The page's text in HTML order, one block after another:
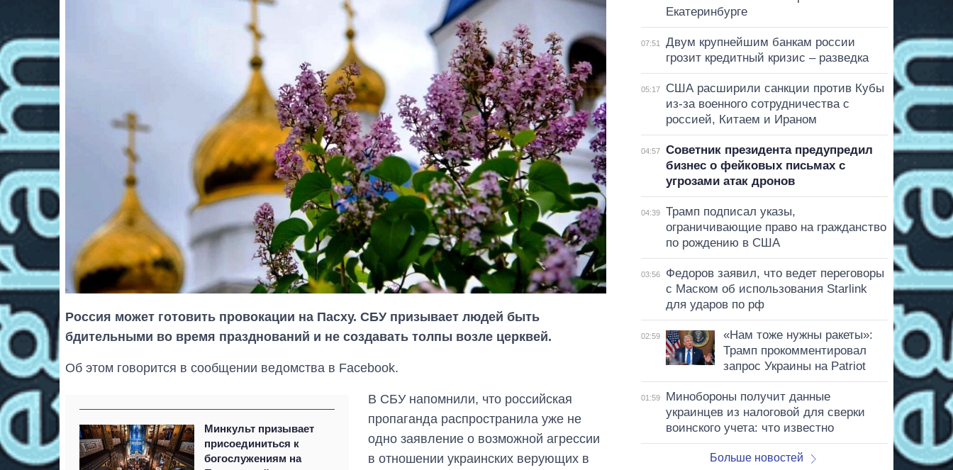
Россия может готовить провокации на Пасху. СБУ призывает людей быть
бдительными во время празднований и не создавать толпы возле церквей.
Об этом говорится в сообщении ведомства в Facebook.
Минкульт призывает
присоединиться к
богослужениям на
В СБУ напомнили, что российская
пропаганда распространила уже не
одно заявление о возможной агрессии
в отношении украинских верующих в
Екатеринбурге
07:51
Двум крупнейшим банкам россии
грозит кредитный кризис – разведка
05:17
США расширили санкции против Кубы
из-за военного сотрудничества с
россией, Китаем и Ираном
04:57
Советник президента предупредил
бизнес о фейковых письмах с
угрозами атак дронов
04:39
Трамп подписал указы,
ограничивающие право на гражданство
по рождению в США
03:56
Федоров заявил, что ведет переговоры
с Маском об использования Starlink
для ударов по рф
02:59
«Нам тоже нужны ракеты»:
Трамп прокомментировал
запрос Украины на Patriot
01:59
Минобороны получит данные
украинцев из налоговой для сверки
воинского учета: что известно
Больше новостей